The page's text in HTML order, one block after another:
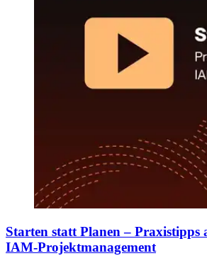
Starten statt Planen – Praxistipps
IAM-Projektmanagement